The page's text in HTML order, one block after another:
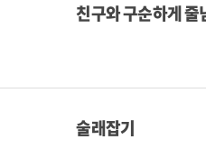
친구와 구순하게 줄
술래잡기